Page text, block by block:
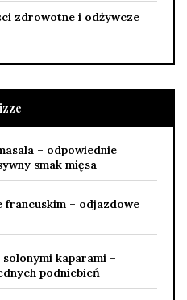
zdrowotne i odżywcze
– odpowiednie
smak mięsa
francuskim – odjazdowe
kaparami –
podniebień